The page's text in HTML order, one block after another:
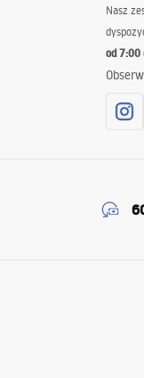
Nasz
od 7:00